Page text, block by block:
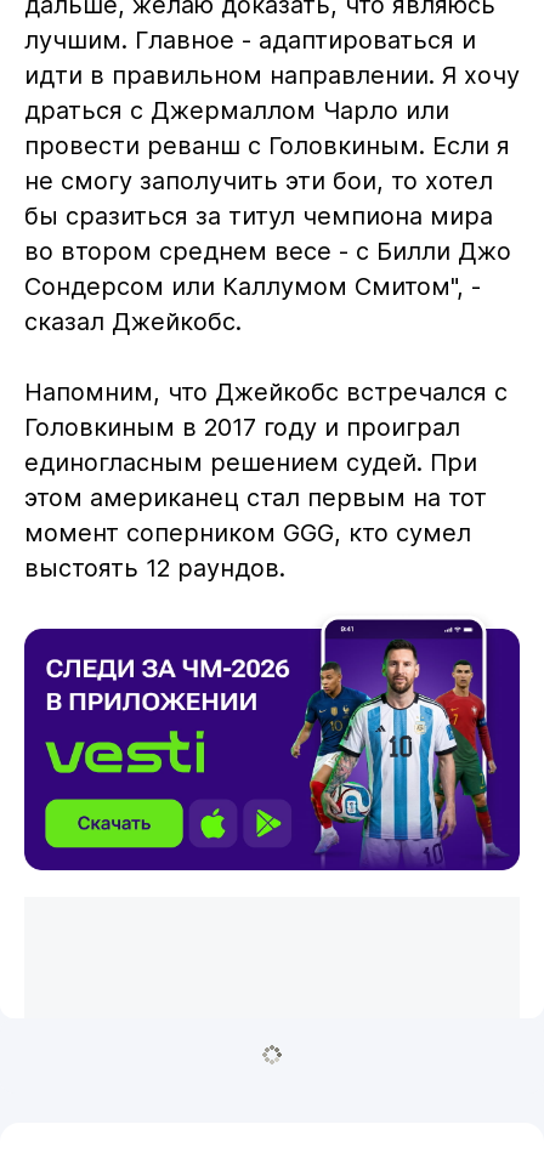
лучшим. Главное - адаптироваться и
идти в правильном направлении. Я хочу
драться с Джермаллом Чарло или
провести реванш с Головкиным. Если я
не смогу заполучить эти бои, то хотел
бы сразиться за титул чемпиона мира
во втором среднем весе - с Билли Джо
Сондерсом или Каллумом Смитом", -
сказал Джейкобс.
Напомним, что Джейкобс встречался с
Головкиным в 2017 году и проиграл
единогласным решением судей. При
этом американец стал первым на тот
момент соперником GGG, кто сумел
выстоять 12 раундов.